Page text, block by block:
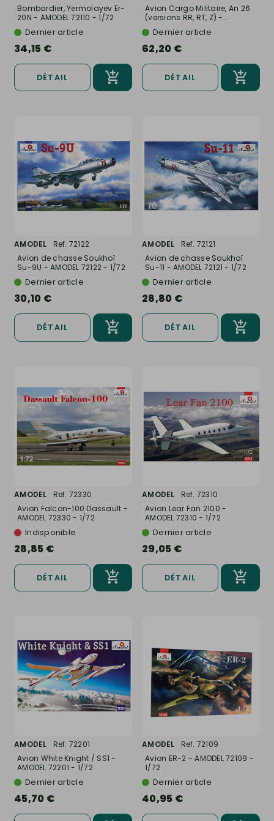
Bombardier, Yermolayev Er-
20N - AMODEL 72110 - 1/72
Dernier article
34,15 €
DÉTAIL
Avion Cargo Militaire, An 26
(versions RR, RT, Z) -...
Dernier article
62,20 €
DÉTAIL
AMODEL
Ref. 72122
Avion de chasse Soukhoï
Su-9U - AMODEL 72122 - 1/72
Dernier article
30,10 €
DÉTAIL
AMODEL
Ref. 72121
Avion de chasse Soukhoï
Su-11 - AMODEL 72121 - 1/72
Dernier article
28,80 €
DÉTAIL
AMODEL
Ref. 72330
Avion Falcon-100 Dassault -
AMODEL 72330 - 1/72
Indisponible
28,85 €
DÉTAIL
AMODEL
Ref. 72310
Avion Lear Fan 2100 -
AMODEL 72310 - 1/72
Dernier article
29,05 €
DÉTAIL
AMODEL
Ref. 72201
Avion White Knight / SS1 -
AMODEL 72201 - 1/72
Dernier article
45,70 €
AMODEL
Ref. 72109
Avion ER-2 - AMODEL 72109 -
1/72
Dernier article
40,95 €